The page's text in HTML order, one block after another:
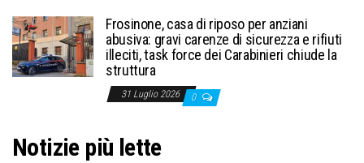
Frosinone, casa di riposo per anziani
abusiva: gravi carenze di sicurezza e rifiuti
illeciti, task force dei Carabinieri chiude la
struttura
31 Luglio 2026 0
Notizie più lette